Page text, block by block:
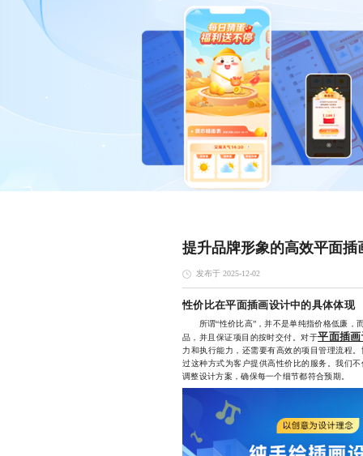
提升品牌形象的高效平面插
发布于 2025-12-02
性价比在平面插画设计中的具体体现
所谓“性价比高”，并不是单纯指价格低廉，
品，并且保证项目的按时交付。对于平面插
力和执行能力，还需要有高效的项目管理流程
过这种方式为客户提供高性价比的服务。我们
调整设计方案，确保每一个细节都符合预期。